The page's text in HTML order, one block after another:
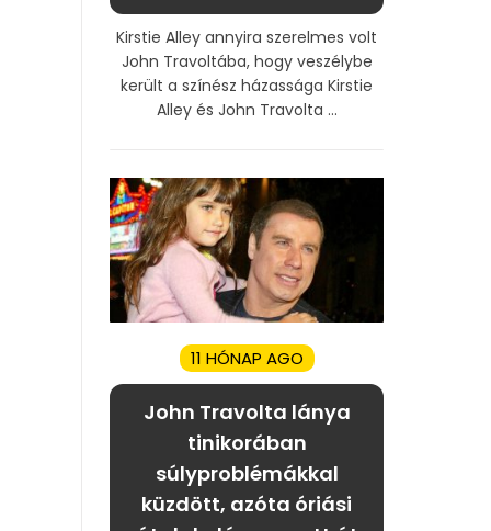
Kirstie Alley annyira szerelmes volt
John Travoltába, hogy veszélybe
került a színész házassága Kirstie
Alley és John Travolta ...
11 HÓNAP AGO
John Travolta lánya
tinikorában
súlyproblémákkal
küzdött, azóta óriási